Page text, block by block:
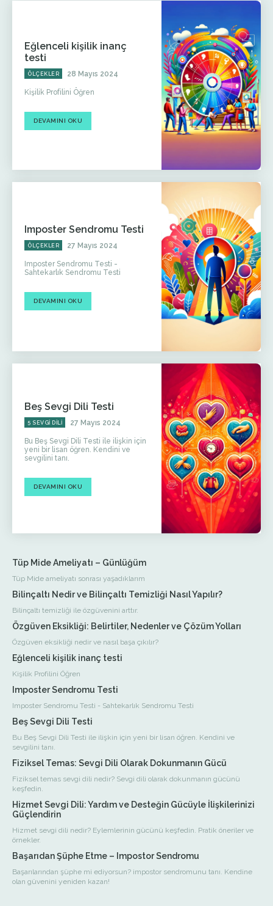
Eğlenceli kişilik inanç
testi
ÖLÇEKLER 28 Mayıs 2024
Kişilik Profilini Öğren
DEVAMINI OKU
Imposter Sendromu Testi
ÖLÇEKLER 27 Mayıs 2024
Imposter Sendromu Testi -
Sahtekarlık Sendromu Testi
DEVAMINI OKU
Beş Sevgi Dili Testi
5 SEVGI DILI 27 Mayıs 2024
Bu Beş Sevgi Dili Testi ile ilişkin için
yeni bir lisan öğren. Kendini ve
sevgilini tanı.
DEVAMINI OKU
Tüp Mide Ameliyatı – Günlüğüm
Tüp Mide ameliyatı sonrası yaşadıklarım
Bilinçaltı Nedir ve Bilinçaltı Temizliği Nasıl Yapılır?
Bilinçaltı temizliği ile özgüvenini arttır.
Özgüven Eksikliği: Belirtiler, Nedenler ve Çözüm Yolları
Özgüven eksikliği nedir ve nasıl başa çıkılır?
Eğlenceli kişilik inanç testi
Kişilik Profilini Öğren
Imposter Sendromu Testi
Imposter Sendromu Testi - Sahtekarlık Sendromu Testi
Beş Sevgi Dili Testi
Bu Beş Sevgi Dili Testi ile ilişkin için yeni bir lisan öğren. Kendini ve
sevgilini tanı.
Fiziksel Temas: Sevgi Dili Olarak Dokunmanın Gücü
Fiziksel temas sevgi dili nedir? Sevgi dili olarak dokunmanın gücünü
keşfedin.
Hizmet Sevgi Dili: Yardım ve Desteğin Gücüyle İlişkilerinizi
Güçlendirin
Hizmet sevgi dili nedir? Eylemlerinin gücünü keşfedin. Pratik öneriler ve
örnekler.
Başarıdan Şüphe Etme – Impostor Sendromu
Başarılarından şüphe mi ediyorsun? impostor sendromunu tanı. Kendine
olan güvenini yeniden kazan!